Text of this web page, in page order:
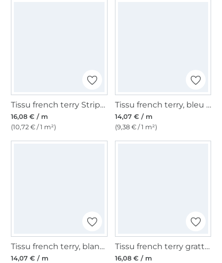
Tissu french terry Stripes, bleu marine
16,08 € / m
(10,72 € / 1 m²)
Tissu french terry, bleu foncé
14,07 € / m
(9,38 € / 1 m²)
Tissu french terry, blanc cassé
14,07 € / m
Tissu french terry gratté flower art, crème
16,08 € / m